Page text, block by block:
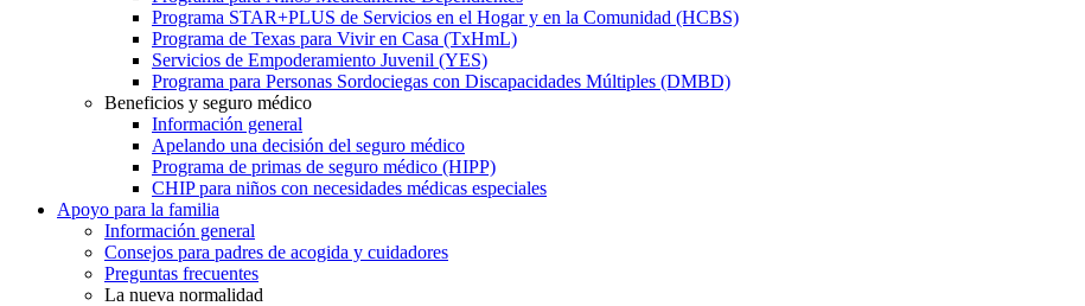
Programa STAR+PLUS de Servicios en el Hogar y en la Comunidad (HCBS)
Programa de Texas para Vivir en Casa (TxHmL)
Servicios de Empoderamiento Juvenil (YES)
Programa para Personas Sordociegas con Discapacidades Múltiples (DMBD)
Beneficios y seguro médico
Información general
Apelando una decisión del seguro médico
Programa de primas de seguro médico (HIPP)
CHIP para niños con necesidades médicas especiales
Apoyo para la familia
Información general
Consejos para padres de acogida y cuidadores
Preguntas frecuentes
La nueva normalidad